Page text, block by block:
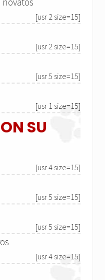
[usr 2 size=15]
[usr 2 size=15]
[usr 5 size=15]
[usr 1 size=15]
SU
[usr 4 size=15]
[usr 5 size=15]
[usr 5 size=15]
[usr 4 size=15]